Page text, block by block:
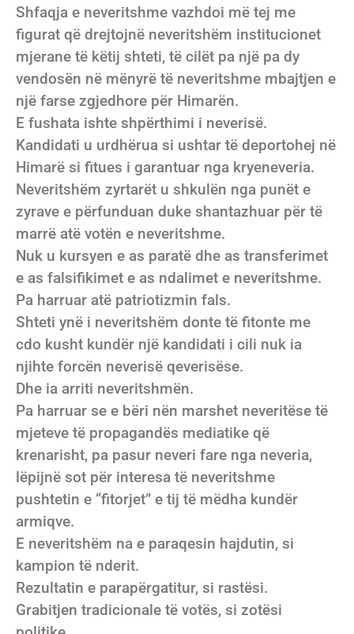
Shfaqja e neveritshme vazhdoi më tej me
figurat që drejtojnë neveritshëm institucionet
mjerane të këtij shteti, të cilët pa një pa dy
vendosën në mënyrë të neveritshme mbajtjen e
një farse zgjedhore për Himarën.
E fushata ishte shpërthimi i neverisë.
Kandidati u urdhërua si ushtar të deportohej në
Himarë si fitues i garantuar nga kryeneveria.
Neveritshëm zyrtarët u shkulën nga punët e
zyrave e përfunduan duke shantazhuar për të
marrë atë votën e neveritshme.
Nuk u kursyen e as paratë dhe as transferimet
e as falsifikimet e as ndalimet e neveritshme.
Pa harruar atë patriotizmin fals.
Shteti ynë i neveritshëm donte të fitonte me
cdo kusht kundër një kandidati i cili nuk ia
njihte forcën neverisë qeverisëse.
Dhe ia arriti neveritshmën.
Pa harruar se e bëri nën marshet neveritëse të
mjeteve të propagandës mediatike që
krenarisht, pa pasur neveri fare nga neveria,
lëpijnë sot për interesa të neveritshme
pushtetin e “fitorjet” e tij të mëdha kundër
armiqve.
E neveritshëm na e paraqesin hajdutin, si
kampion të nderit.
Rezultatin e parapërgatitur, si rastësi.
Grabitjen tradicionale të votës, si zotësi